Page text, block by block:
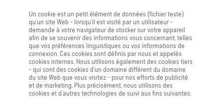
Un cookie est un petit élément de données (fichier texte)
qu’un site Web - lorsqu’il est visité par un utilisateur -
demande à votre navigateur de stocker sur votre appareil
afin de se souvenir des informations vous concernant, telles
que vos préférences linguistiques ou vos informations de
connexion. Ces cookies sont définis par nous et appelés
cookies internes. Nous utilisons également des cookies tiers
- qui sont des cookies d’un domaine différent du domaine
du site Web que vous visitez - pour nos efforts de publicité
et de marketing. Plus précisément, nous utilisons des
cookies et d’autres technologies de suivi aux fins suivantes: